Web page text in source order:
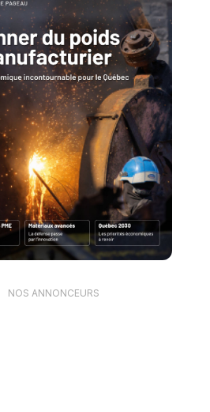
NOS ANNONCEURS